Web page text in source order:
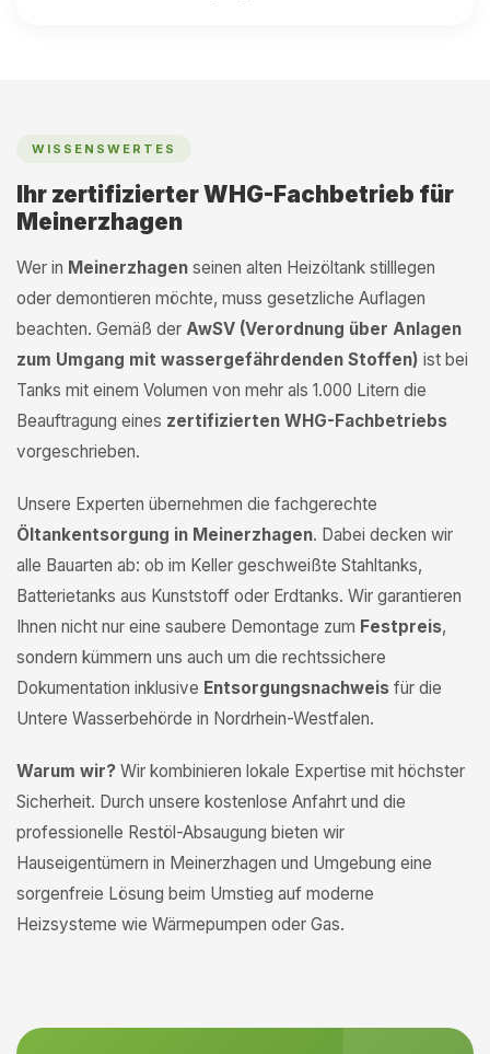
WISSENSWERTES
Ihr zertifizierter WHG-Fachbetrieb für
Meinerzhagen
Wer in Meinerzhagen seinen alten Heizöltank stilllegen
oder demontieren möchte, muss gesetzliche Auflagen
beachten. Gemäß der AwSV (Verordnung über Anlagen
zum Umgang mit wassergefährdenden Stoffen) ist bei
Tanks mit einem Volumen von mehr als 1.000 Litern die
Beauftragung eines zertifizierten WHG-Fachbetriebs
vorgeschrieben.
Unsere Experten übernehmen die fachgerechte
Öltankentsorgung in Meinerzhagen. Dabei decken wir
alle Bauarten ab: ob im Keller geschweißte Stahltanks,
Batterietanks aus Kunststoff oder Erdtanks. Wir garantieren
Ihnen nicht nur eine saubere Demontage zum Festpreis,
sondern kümmern uns auch um die rechtssichere
Dokumentation inklusive Entsorgungsnachweis für die
Untere Wasserbehörde in Nordrhein-Westfalen.
Warum wir? Wir kombinieren lokale Expertise mit höchster
Sicherheit. Durch unsere kostenlose Anfahrt und die
professionelle Restöl-Absaugung bieten wir
Hauseigentümern in Meinerzhagen und Umgebung eine
sorgenfreie Lösung beim Umstieg auf moderne
Heizsysteme wie Wärmepumpen oder Gas.